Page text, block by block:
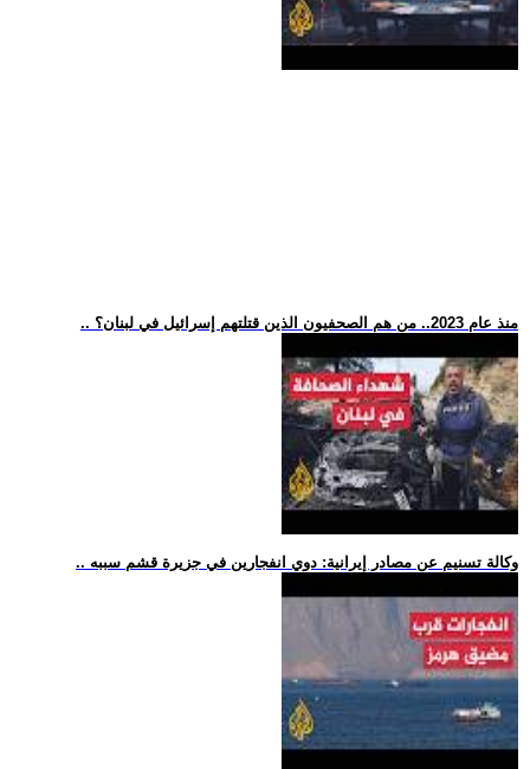
.. منذ عام 2023.. من هم الصحفيون الذين قتلتهم إسرائيل في لبنان؟
.. وكالة تسنيم عن مصادر إيرانية: دوي انفجارين في جزيرة قشم سببه